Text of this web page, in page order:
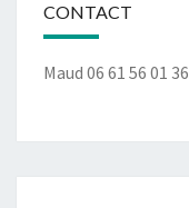
CONTACT
Maud 06 61 56 01 36